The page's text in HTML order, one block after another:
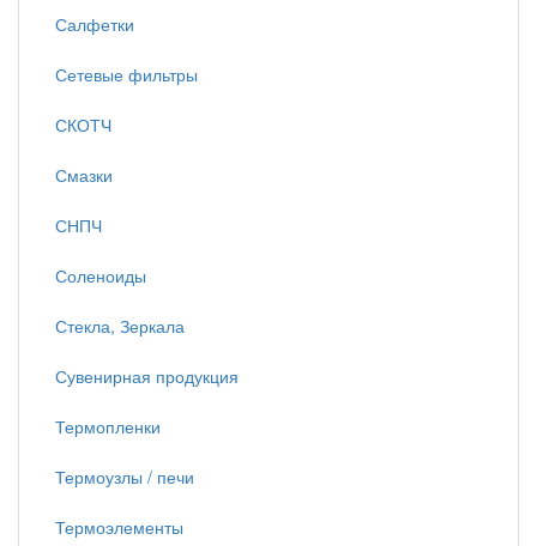
Салфетки
Сетевые фильтры
СКОТЧ
Смазки
СНПЧ
Соленоиды
Стекла, Зеркала
Сувенирная продукция
Термопленки
Термоузлы / печи
Термоэлементы